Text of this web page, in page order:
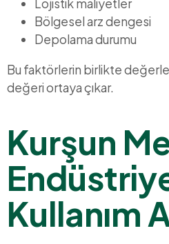
Lojistik maliyetler
Bölgesel arz dengesi
Depolama durumu
Bu faktörlerin birlikte
değeri ortaya çıkar.
Kurşun
Kullanım